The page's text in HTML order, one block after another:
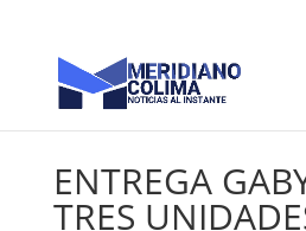
ENTREGA
TRES